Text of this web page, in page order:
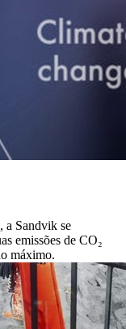
a Sandvik se
emissões de CO₂
máximo.